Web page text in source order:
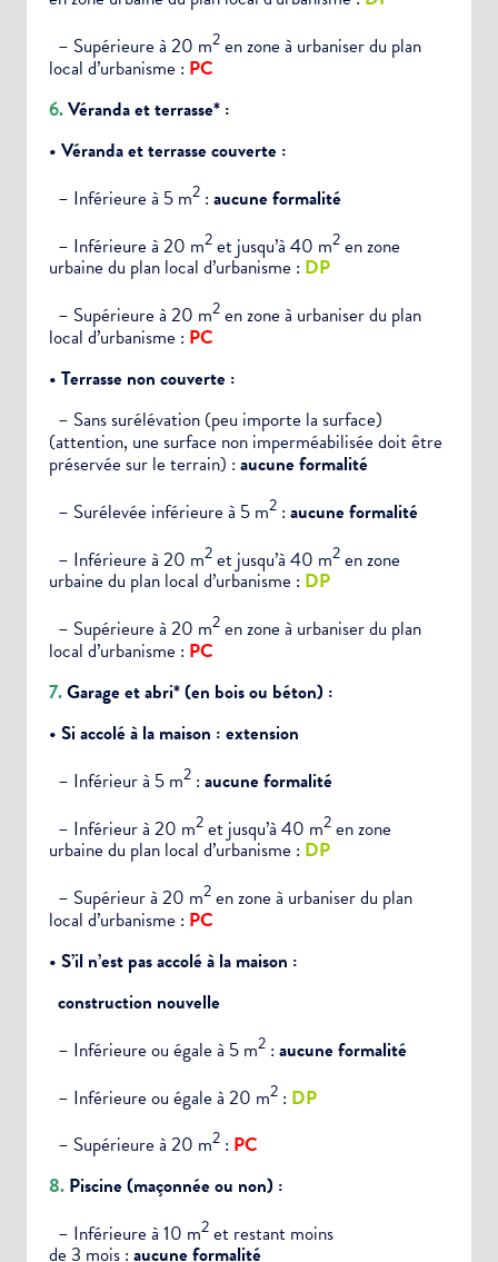
– Supérieure à 20 m2en zone à urbaniser du plan
local d’urbanisme : PC
6.Véranda et terrasse* :
• Véranda et terrasse couverte :
– Inférieure à 5 m2 : aucune formalité
– Inférieure à 20 m2et jusqu’à 40 m2en zone
urbaine du plan local d’urbanisme : DP
– Supérieure à 20 m2en zone à urbaniser du plan
local d’urbanisme : PC
• Terrasse non couverte :
– Sans surélévation (peu importe la surface)
(attention, une surface non imperméabilisée doit être
préservée sur le terrain) : aucune formalité
– Surélevée inférieure à 5 m2 : aucune formalité
– Inférieure à 20 m2et jusqu’à 40 m2en zone
urbaine du plan local d’urbanisme : DP
– Supérieure à 20 m2en zone à urbaniser du plan
local d’urbanisme : PC
7.Garage et abri*(en bois ou béton) :
• Si accolé à la maison : extension
– Inférieur à 5 m2 : aucune formalité
– Inférieur à 20 m2et jusqu’à 40 m2en zone
urbaine du plan local d’urbanisme : DP
– Supérieur à 20 m2en zone à urbaniser du plan
local d’urbanisme : PC
• S’il n’est pas accolé à la maison :
construction nouvelle
– Inférieure ou égale à 5 m2 : aucune formalité
– Inférieure ou égale à 20 m2 : DP
– Supérieure à 20 m2 : PC
8. Piscine(maçonnée ou non) :
– Inférieure à 10 m2et restant moins
de 3 mois : aucune formalité